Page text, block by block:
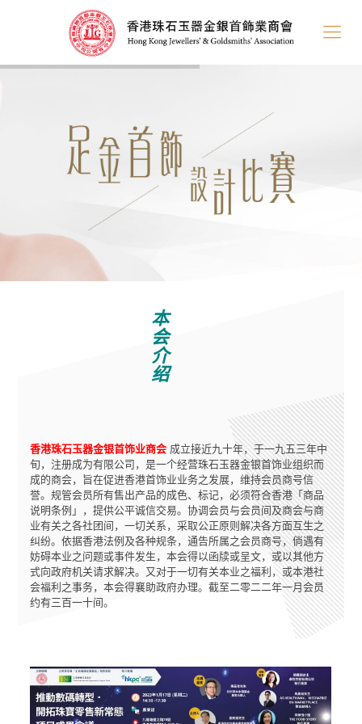
本
会
介
绍
香港珠石玉器金银首饰业商会 成立接近九十年，于一九五三年中
旬，注册成为有限公司，是一个经营珠石玉器金银首饰业组织而
成的商会，旨在促进香港首饰业业务之发展，维持会员商号信
誉。规管会员所有售出产品的成色、标记，必须符合香港「商品
说明条例」，提供公平诚信交易。协调会员与会员间及商会与商
业有关之各社团间，一切关系，采取公正原则解决各方面互生之
纠纷。依据香港法例及各种规条，通告所属之会员商号，倘遇有
妨碍本业之问题或事件发生，本会得以函牍或呈文，或以其他方
式向政府机关请求解决。又对于一切有关本业之福利，或本港社
会福利之事务，本会得襄助政府办理。截至二零二二年一月会员
约有三百一十间。